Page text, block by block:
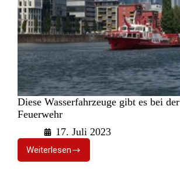
Diese Wasserfahrzeuge gibt es bei der
Feuerwehr
17. Juli 2023
Weiterlesen
Diese
Wasserfahrzeuge